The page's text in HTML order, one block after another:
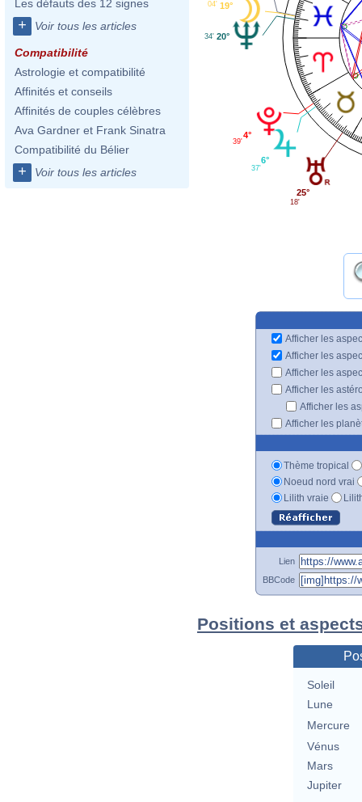
Les défauts des 12 signes
+ Voir tous les articles
Compatibilité
Astrologie et compatibilité
Affinités et conseils
Affinités de couples célèbres
Ava Gardner et Frank Sinatra
Compatibilité du Bélier
+ Voir tous les articles
19°
04'
20°
34'
4°
39'
6°
37'
25°
18'
Afficher les
Afficher les
Afficher les
Afficher les
Afficher les
Afficher les
Thème tropical
Noeud nord vrai
Lilith vraie
Lien
BBCode
Positions et
Soleil
Lune
Mercure
Vénus
Mars
Jupiter